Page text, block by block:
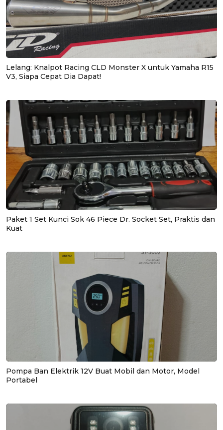
Lelang: Knalpot Racing CLD Monster X untuk Yamaha R15
V3, Siapa Cepat Dia Dapat!
Paket 1 Set Kunci Sok 46 Piece Dr. Socket Set, Praktis dan
Kuat
Pompa Ban Elektrik 12V Buat Mobil dan Motor, Model
Portabel